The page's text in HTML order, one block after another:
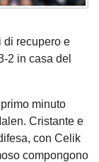
di recupero e
2 in casa del
minuto
Cristante e
con Celik
compongono